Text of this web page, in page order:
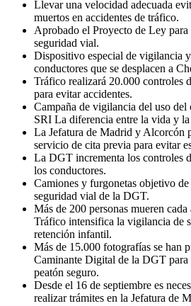
Llevar una velocidad adecuada
muertos en accidentes de tráfico.
Aprobado el Proyecto de Ley para
seguridad vial.
Dispositivo especial de vigilancia
conductores que se desplacen a
Tráfico realizará 20.000 controles
para evitar accidentes.
Campaña de vigilancia del uso
SRI La diferencia entre la vida y la
La Jefatura de Madrid y Alcorcón
servicio de cita previa para evitar
La DGT incrementa los controles
los conductores.
Camiones y furgonetas objetivo
seguridad vial de la DGT.
Más de 200 personas mueren
Tráfico intensifica la vigilancia de
retención infantil.
Más de 15.000 fotografías se han
Caminante Digital de la DGT
peatón seguro.
Desde el 16 de septiembre es
realizar trámites en la Jefatura de